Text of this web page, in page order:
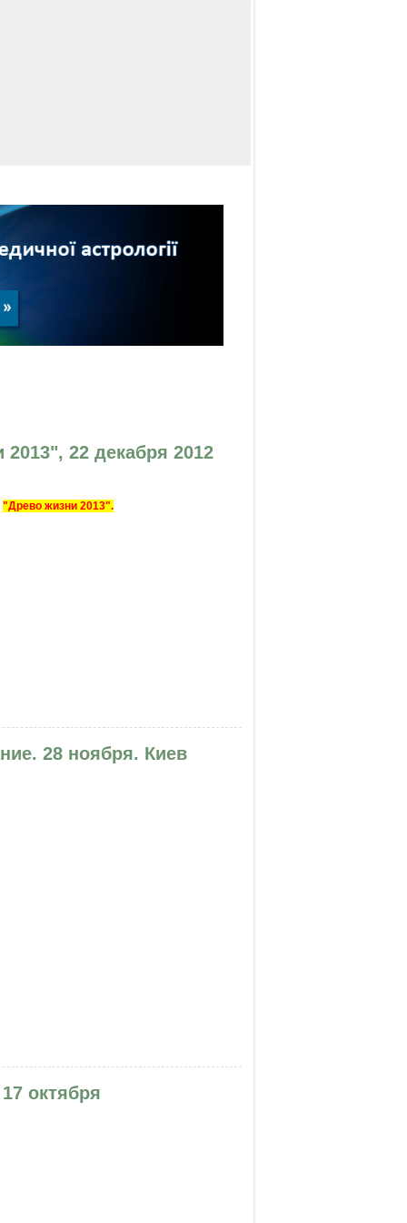
22 декабря 2012
"Древо жизни 2013".
22 декабря 2012
28 ноября. Киев
ноября. Киев
октября